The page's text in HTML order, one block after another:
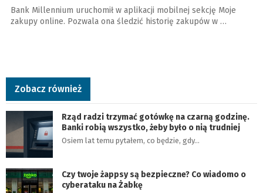
Bank Millennium uruchomił w aplikacji mobilnej sekcję Moje
zakupy online. Pozwala ona śledzić historię zakupów w …
Zobacz również
Rząd radzi trzymać gotówkę na czarną godzinę.
Banki robią wszystko, żeby było o nią trudniej
Osiem lat temu pytałem, co będzie, gdy…
Czy twoje żappsy są bezpieczne? Co wiadomo o
cyberataku na Żabkę